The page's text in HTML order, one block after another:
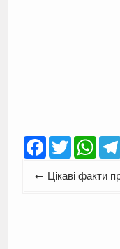
Facebook
Twitter
Навігація
Цікаві факти